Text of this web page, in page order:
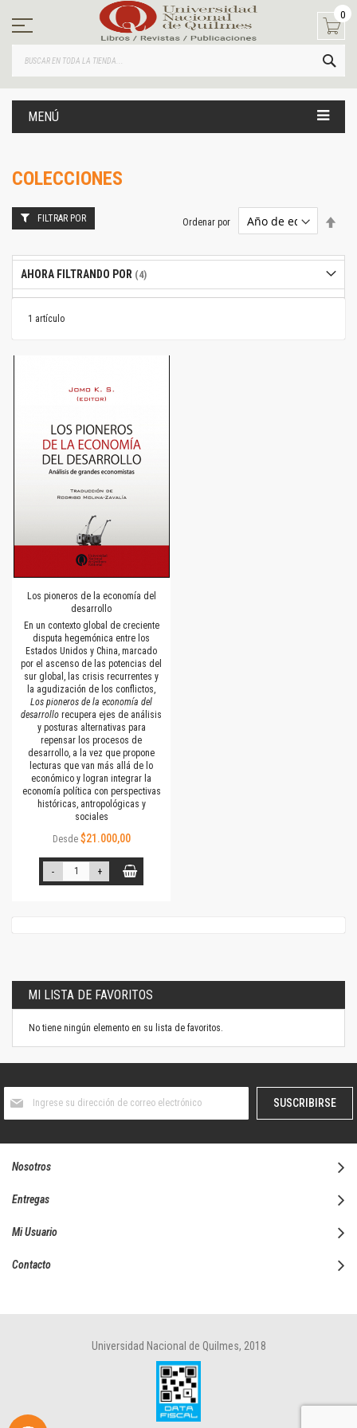
contenido
0
MENÚ
COLECCIONES
1 artículo
Ordenar por
Los pioneros de la economía del
desarrollo
En un contexto global de creciente
disputa hegemónica entre los
Estados Unidos y China, marcado
por el ascenso de las potencias del
sur global, las crisis recurrentes y
la agudización de los conflictos,
Los pioneros de la economía del
desarrollo recupera ejes de análisis
y posturas alternativas para
repensar los procesos de
desarrollo, a la vez que propone
lecturas que van más allá de lo
económico y logran integrar la
economía política con perspectivas
históricas, antropológicas y
sociales
Desde $21.000,00
- +
FILTRAR POR
AHORA FILTRANDO POR
MI LISTA DE FAVORITOS
No tiene ningún elemento en su lista de favoritos.
boletín
SUSCRIBIRSE
Nosotros
Entregas
Mi Usuario
Contacto
Universidad Nacional de Quilmes, 2018